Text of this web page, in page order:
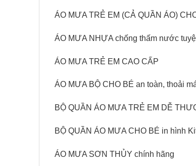
ÁO MƯA TRẺ EM (CẢ QUẦN ÁO)
ÁO MƯA NHỰA chống thấm nước
ÁO MƯA TRẺ EM CAO CẤP
ÁO MƯA BỘ CHO BÉ an toàn, thoải
BỘ QUẦN ÁO MƯA TRẺ EM DỄ
BỘ QUẦN ÁO MƯA CHO BÉ in hình
ÁO MƯA SƠN THỦY chính hãng